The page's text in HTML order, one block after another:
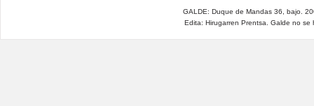
refugiados?
GALDE: Duque de Mandas 36, bajo.
Edita: Hirugarren Prentsa. Galde no